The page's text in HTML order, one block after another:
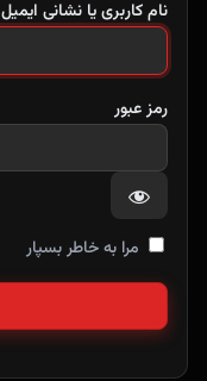
نام کاربری یا نشانی ایمیل
رمز عبور
مرا به خاطر بسپار